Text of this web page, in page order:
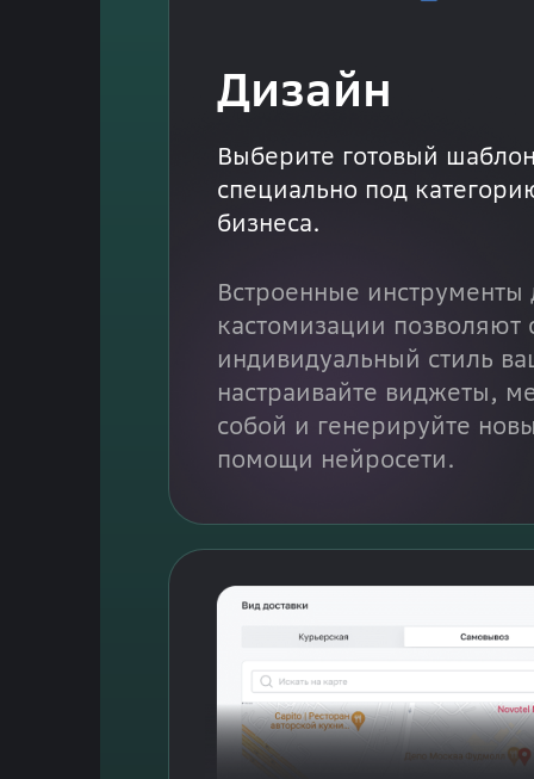
Дизайн
Выберите готовый
специально под
бизнеса.
Встроенные инструменты
кастомизации позволяют
индивидуальный стиль
настраивайте виджеты,
собой и генерируйте
помощи нейросети.